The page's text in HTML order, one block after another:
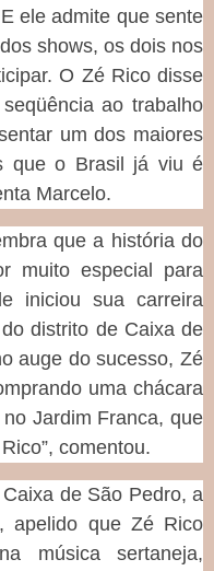
ele admite que sente
shows, os dois nos
O Zé Rico disse
ao trabalho
um dos maiores
que o Brasil já viu é
Marcelo.
que a história do
muito especial para
iniciou sua carreira
distrito de Caixa de
auge do sucesso, Zé
uma chácara
Jardim Franca, que
comentou.
de São Pedro, a
apelido que Zé Rico
música sertaneja,